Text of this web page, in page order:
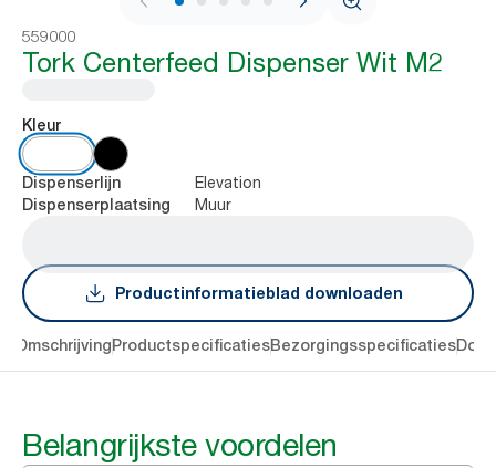
1 / 10
559000
Tork Centerfeed Dispenser Wit M2
Kleur
Dispenserlijn Elevation
Dispenserplaatsing Muur
Productinformatieblad downloaden
OmschrijvingProductspecificatiesBezorgingsspecificaties
Belangrijkste voordelen